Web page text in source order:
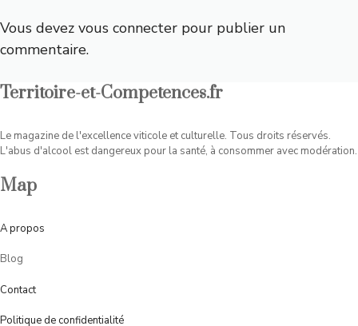
Vous devez vous connecter pour publier un
commentaire.
Territoire-et-Competences.fr
Le magazine de l'excellence viticole et culturelle. Tous droits réservés.
L'abus d'alcool est dangereux pour la santé, à consommer avec modération.
Map
Apropos
Blog
Contact
Politique de confidentialité